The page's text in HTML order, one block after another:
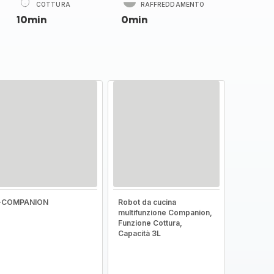
COTTURA
10min
RAFFREDDAMENTO
0min
Robot da cucina
multifunzione Companion,
Funzione Cottura,
Capacità 3L